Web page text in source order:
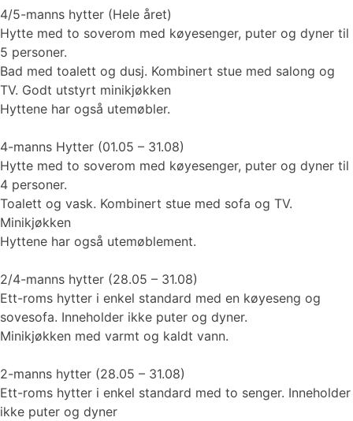
4/5-manns hytter (Hele året)
Hytte med to soverom med køyesenger, puter og dyner til
5 personer.
Bad med toalett og dusj. Kombinert stue med salong og
TV. Godt utstyrt minikjøkken
Hyttene har også utemøbler.
4-manns Hytter (01.05 – 31.08)
Hytte med to soverom med køyesenger, puter og dyner til
4 personer.
Toalett og vask. Kombinert stue med sofa og TV.
Minikjøkken
Hyttene har også utemøblement.
2/4-manns hytter (28.05 – 31.08)
Ett-roms hytter i enkel standard med en køyeseng og
sovesofa. Inneholder ikke puter og dyner.
Minikjøkken med varmt og kaldt vann.
2-manns hytter (28.05 – 31.08)
Ett-roms hytter i enkel standard med to senger. Inneholder
ikke puter og dyner